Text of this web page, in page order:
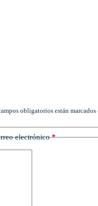
obligatorios están marcados
electrónico*